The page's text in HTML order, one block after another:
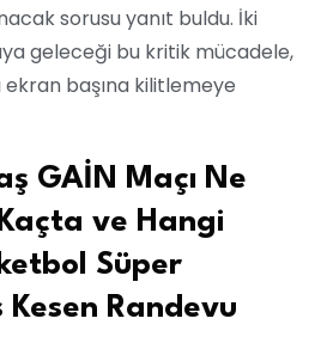
sorusu yanıt buldu. İki
geleceği bu kritik mücadele,
başına kilitlemeye
GAİN Maçı Ne
ve Hangi
Süper
Kesen Randevu